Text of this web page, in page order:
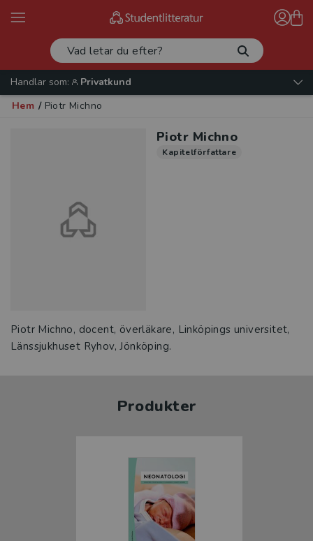
Handlar som:
Privatkund
Hem / Piotr Michno
Piotr Michno
Kapitelförfattare
Piotr Michno, docent, överläkare, Linköpings universitet,
Länssjukhuset Ryhov, Jönköping.
Produkter